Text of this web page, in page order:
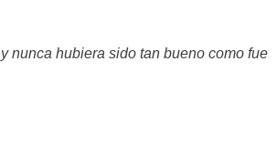
nunca hubiera sido tan bueno como fue